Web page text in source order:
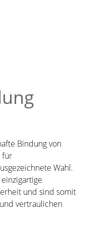
Bindung von
für
Wahl.
und sind somit
vertraulichen